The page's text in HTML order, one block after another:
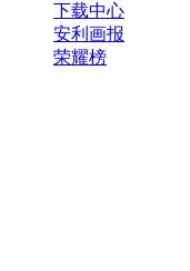
下载中心
安利画报
荣耀榜